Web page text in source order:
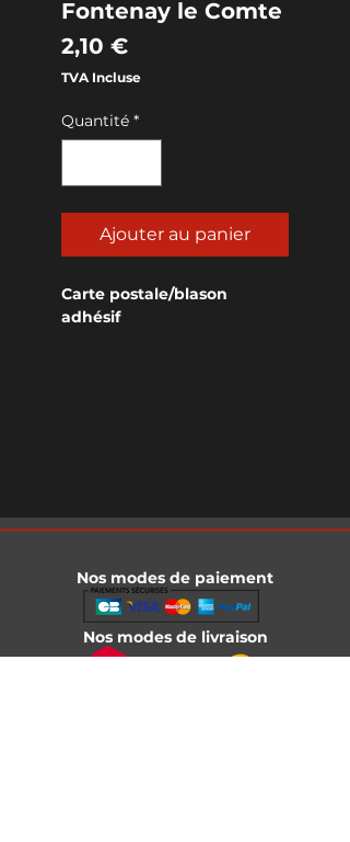
Fontenay le Comte
2,10 €Prix
TVA Incluse
Quantité *
Ajouter au panier
Carte postale/blason
adhésif
Nos modes de paiement
Nos modes de livraison